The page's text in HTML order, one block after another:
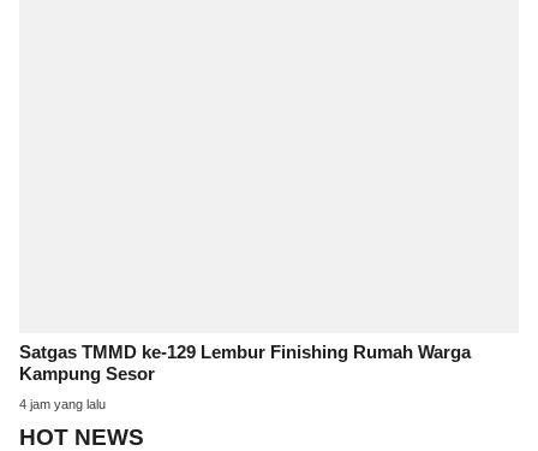
Satgas TMMD ke-129 Lembur Finishing Rumah Warga
Kampung Sesor
4 jam yang lalu
HOT NEWS